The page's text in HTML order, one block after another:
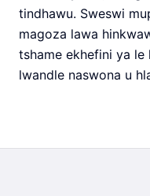
tindhawu. Sweswi
magoza lawa
tshame ekhefini ya le
lwandle naswona u